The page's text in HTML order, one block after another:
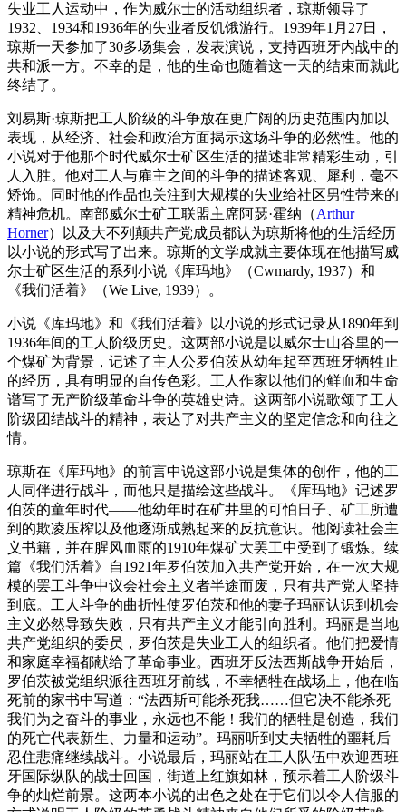
失业工人运动中，作为威尔士的活动组织者，琼斯领导了
1932、1934和1936年的失业者反饥饿游行。1939年1月27日，
琼斯一天参加了30多场集会，发表演说，支持西班牙内战中的
共和派一方。不幸的是，他的生命也随着这一天的结束而就此
终结了。
刘易斯·琼斯把工人阶级的斗争放在更广阔的历史范围内加以
表现，从经济、社会和政治方面揭示这场斗争的必然性。他的
小说对于他那个时代威尔士矿区生活的描述非常精彩生动，引
人入胜。他对工人与雇主之间的斗争的描述客观、犀利，毫不
矫饰。同时他的作品也关注到大规模的失业给社区男性带来的
精神危机。南部威尔士矿工联盟主席阿瑟·霍纳（Arthur
Horner）以及大不列颠共产党成员都认为琼斯将他的生活经历
以小说的形式写了出来。琼斯的文学成就主要体现在他描写威
尔士矿区生活的系列小说《库玛地》（Cwmardy, 1937）和
《我们活着》（We Live, 1939）。
小说《库玛地》和《我们活着》以小说的形式记录从1890年到
1936年间的工人阶级历史。这两部小说是以威尔士山谷里的一
个煤矿为背景，记述了主人公罗伯茨从幼年起至西班牙牺牲止
的经历，具有明显的自传色彩。工人作家以他们的鲜血和生命
谱写了无产阶级革命斗争的英雄史诗。这两部小说歌颂了工人
阶级团结战斗的精神，表达了对共产主义的坚定信念和向往之
情。
琼斯在《库玛地》的前言中说这部小说是集体的创作，他的工
人同伴进行战斗，而他只是描绘这些战斗。《库玛地》记述罗
伯茨的童年时代——他幼年时在矿井里的可怕日子、矿工所遭
到的欺凌压榨以及他逐渐成熟起来的反抗意识。他阅读社会主
义书籍，并在腥风血雨的1910年煤矿大罢工中受到了锻炼。续
篇《我们活着》自1921年罗伯茨加入共产党开始，在一次大规
模的罢工斗争中议会社会主义者半途而废，只有共产党人坚持
到底。工人斗争的曲折性使罗伯茨和他的妻子玛丽认识到机会
主义必然导致失败，只有共产主义才能引向胜利。玛丽是当地
共产党组织的委员，罗伯茨是失业工人的组织者。他们把爱情
和家庭幸福都献给了革命事业。西班牙反法西斯战争开始后，
罗伯茨被党组织派往西班牙前线，不幸牺牲在战场上，他在临
死前的家书中写道：“法西斯可能杀死我……但它决不能杀死
我们为之奋斗的事业，永远也不能！我们的牺牲是创造，我们
的死亡代表新生、力量和运动”。玛丽听到丈夫牺牲的噩耗后
忍住悲痛继续战斗。小说最后，玛丽站在工人队伍中欢迎西班
牙国际纵队的战士回国，街道上红旗如林，预示着工人阶级斗
争的灿烂前景。这两本小说的出色之处在于它们以令人信服的